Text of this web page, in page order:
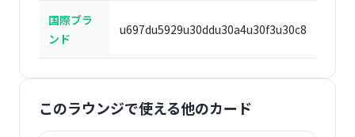
国際ブラ
ンド
u697du5929u30ddu30a4u30f3u30c8
このラウンジで使える他のカード